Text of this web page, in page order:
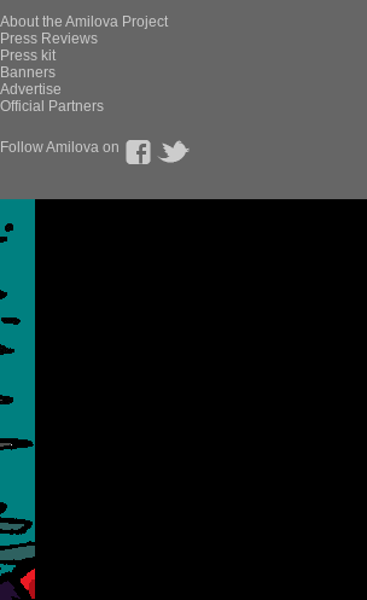
About the Amilova Project
Press Reviews
Press kit
Banners
Advertise
Official Partners
Follow Amilova on